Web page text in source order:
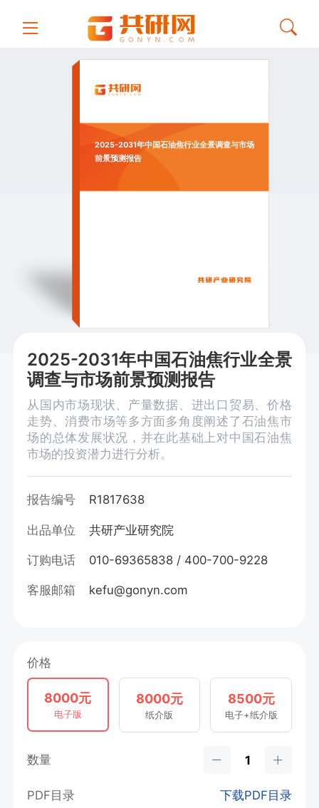
2025-2031年中国石油焦行业全景调查与市场
前景预测报告
2025-2031年中国石油焦行业全景
调查与市场前景预测报告
从国内市场现状、产量数据、进出口贸易、价格
走势、消费市场等多方面多角度阐述了石油焦市
场的总体发展状况，并在此基础上对中国石油焦
市场的投资潜力进行分析。
报告编号 R1817638
出品单位 共研产业研究院
订购电话 010-69365838 / 400-700-9228
客服邮箱 kefu@gonyn.com
价格
8000元
电子版
8000元
纸介版
8500元
电子+纸介版
数量
PDF目录 下载PDF目录